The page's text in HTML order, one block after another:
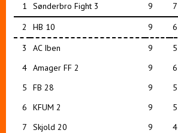
1 Sønderbro Fight 3 9 7
2
HB 10 9 6
3
AC Iben 9 5
4 Amager FF 2 9 6
5
FB 28 9 5
6
KFUM 2 9 5
7
Skjold 20 9 4